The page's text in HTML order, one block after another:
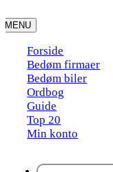
to
content
MENU
Forside
Bedøm firmaer
Bedøm biler
Ordbog
Guide
Top 20
Min konto